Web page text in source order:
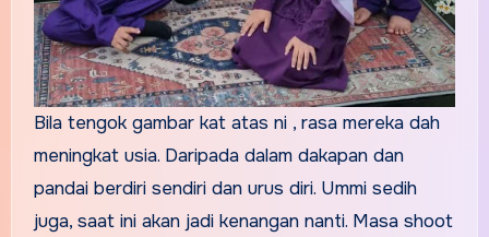
Bila tengok gambar kat atas ni , rasa mereka dah
meningkat usia. Daripada dalam dakapan dan
pandai berdiri sendiri dan urus diri. Ummi sedih
juga, saat ini akan jadi kenangan nanti. Masa shoot